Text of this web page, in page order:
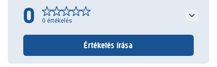
0 0 értékelés
Értékelés írása